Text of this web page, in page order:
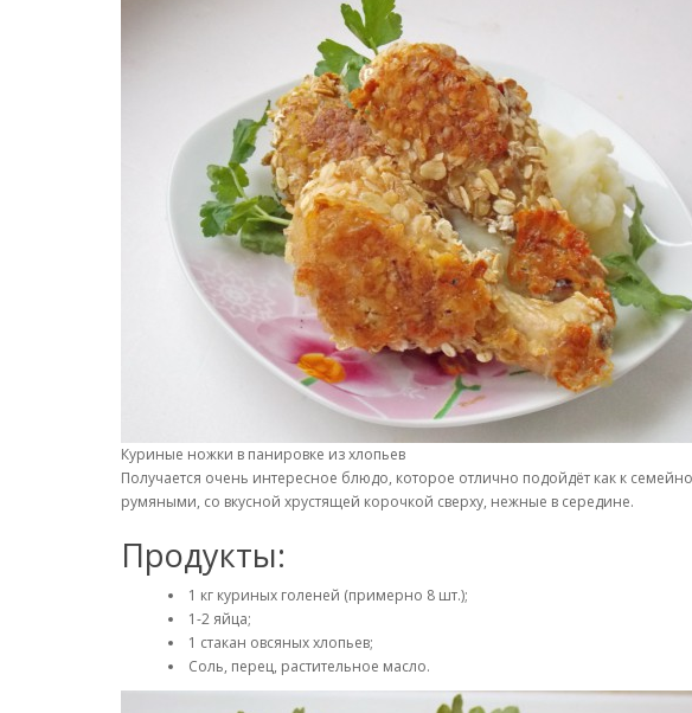
Куриные ножки в панировке из хлопьев
Получается очень интересное блюдо, которое отлично подойдёт как к
румяными, со вкусной хрустящей корочкой сверху, нежные в середине.
Продукты:
1 кг куриных голеней (примерно 8 шт.);
1-2 яйца;
1 стакан овсяных хлопьев;
Соль, перец, растительное масло.